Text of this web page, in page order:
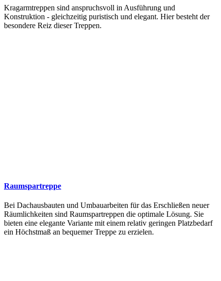
Kragarmtreppen sind anspruchsvoll in Ausführung und
Konstruktion - gleichzeitig puristisch und elegant. Hier besteht der
besondere Reiz dieser Treppen.
Raumspartreppe
Bei Dachausbauten und Umbauarbeiten für das Erschließen neuer
Räumlichkeiten sind Raumspartreppen die optimale Lösung. Sie
bieten eine elegante Variante mit einem relativ geringen Platzbedarf
ein Höchstmaß an bequemer Treppe zu erzielen.